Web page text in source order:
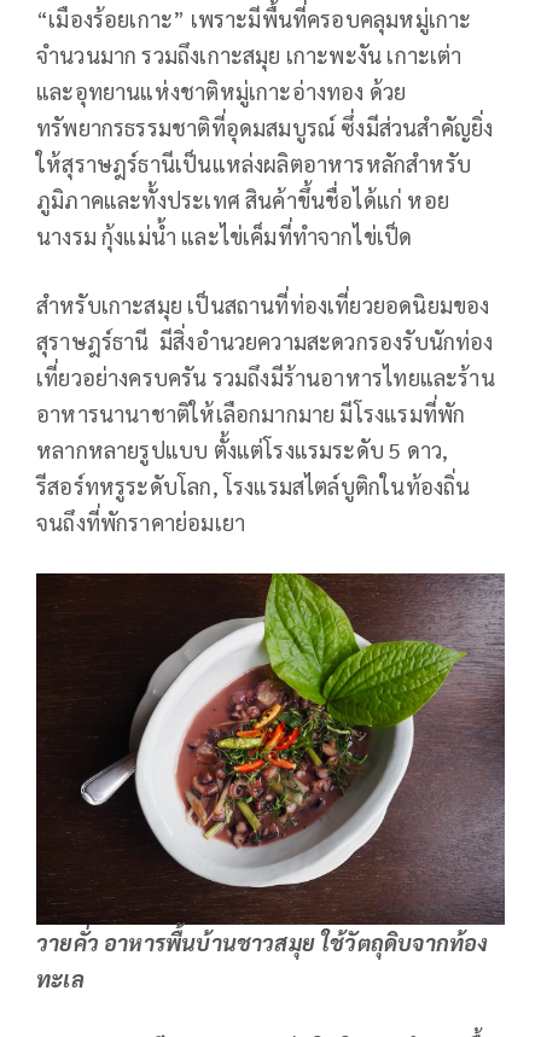
“เมืองร้อยเกาะ” เพราะมีพื้นที่ครอบคลุมหมู่เกาะ
จำนวนมาก รวมถึงเกาะสมุย เกาะพะงัน เกาะเต่า
และอุทยานแห่งชาติหมู่เกาะอ่างทอง ด้วย
ทรัพยากรธรรมชาติที่อุดมสมบูรณ์ ซึ่งมีส่วนสำคัญยิ่ง
ให้สุราษฎร์ธานีเป็นแหล่งผลิตอาหารหลักสำหรับ
ภูมิภาคและทั้งประเทศ สินค้าขึ้นชื่อได้แก่ หอย
นางรม กุ้งแม่น้ำ และไข่เค็มที่ทำจากไข่เป็ด
สำหรับเกาะสมุย เป็นสถานที่ท่องเที่ยวยอดนิยมของ
สุราษฎร์ธานี มีสิ่งอำนวยความสะดวกรองรับนักท่อง
เที่ยวอย่างครบครัน รวมถึงมีร้านอาหารไทยและร้าน
อาหารนานาชาติให้เลือกมากมาย มีโรงแรมที่พัก
หลากหลายรูปแบบ ตั้งแต่โรงแรมระดับ 5 ดาว,
รีสอร์ทหรูระดับโลก, โรงแรมสไตล์บูติกในท้องถิ่น
จนถึงที่พักราคาย่อมเยา
วายคั่ว อาหารพื้นบ้านชาวสมุย ใช้วัตถุดิบจากท้อง
ทะเล